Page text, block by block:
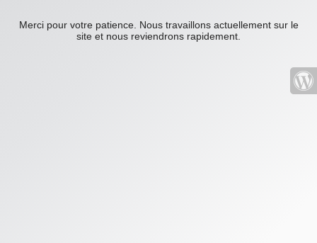
Merci pour votre patience. Nous travaillons actuellement sur le
site et nous reviendrons rapidement.